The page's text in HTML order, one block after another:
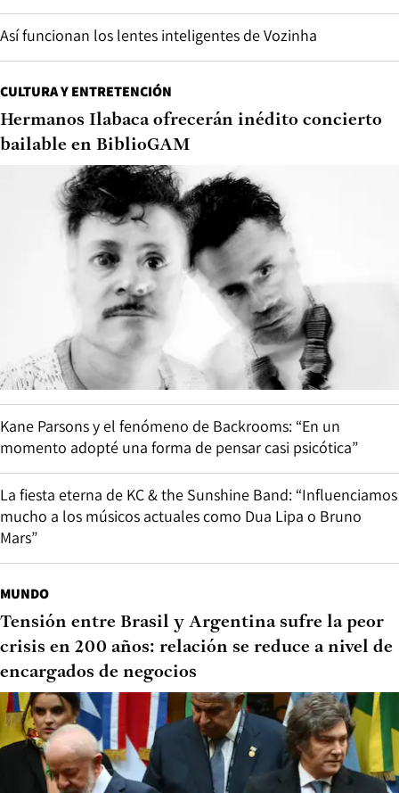
Así funcionan los lentes inteligentes de Vozinha
CULTURA Y ENTRETENCIÓN
Hermanos Ilabaca ofrecerán inédito concierto
bailable en BiblioGAM
Kane Parsons y el fenómeno de Backrooms: “En un
momento adopté una forma de pensar casi psicótica”
La fiesta eterna de KC & the Sunshine Band: “Influenciamos
mucho a los músicos actuales como Dua Lipa o Bruno
Mars”
MUNDO
Tensión entre Brasil y Argentina sufre la peor
crisis en 200 años: relación se reduce a nivel de
encargados de negocios